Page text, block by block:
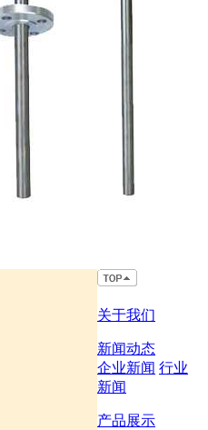
关于我们
新闻动态
企业新闻 行业
新闻
产品展示